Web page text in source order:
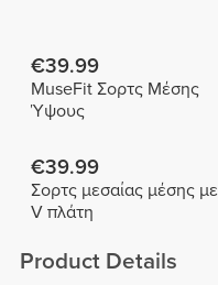
€39.99
MuseFit Σορτς Μέσης
Ύψους
€39.99
Σορτς μεσαίας μέσης με
V πλάτη
Product Details